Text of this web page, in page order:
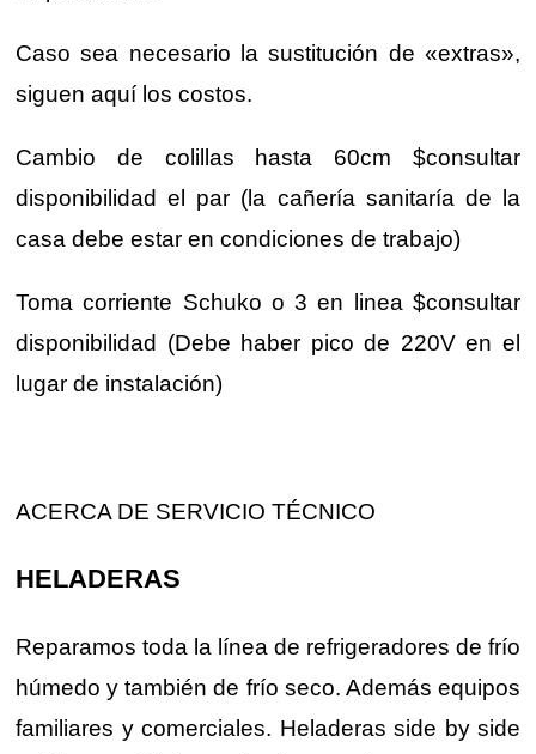
Caso sea necesario la sustitución de «extras»,
siguen aquí los costos.
Cambio de colillas hasta 60cm $consultar
disponibilidad el par (la cañería sanitaría de la
casa debe estar en condiciones de trabajo)
Toma corriente Schuko o 3 en linea $consultar
disponibilidad (Debe haber pico de 220V en el
lugar de instalación)
ACERCA DE SERVICIO TÉCNICO
HELADERAS
Reparamos toda la línea de refrigeradores de frío
húmedo y también de frío seco. Además equipos
familiares y comerciales. Heladeras side by side